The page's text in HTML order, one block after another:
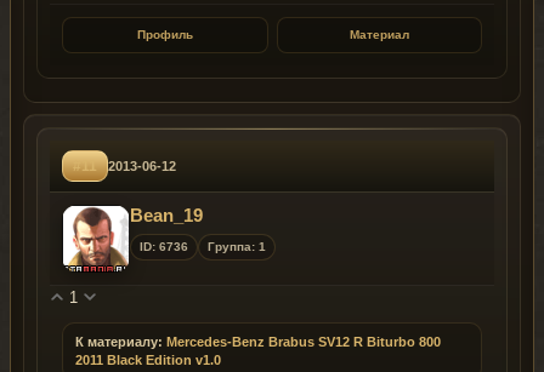
Профиль Материал
#11 2013-06-12
Bean_19
ID: 6736 Группа: 1
1
К материалу: Mercedes-Benz Brabus SV12 R Biturbo 800
2011 Black Edition v1.0